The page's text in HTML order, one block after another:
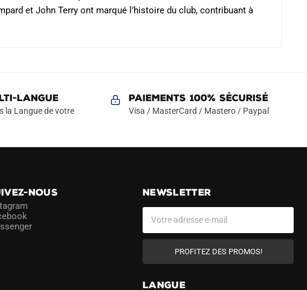
et John Terry ont marqué l’histoire du club, contribuant à
LANGUE
la Langue de votre
Paiements 100% Sécurisé
Visa / MasterCard / Mastero / Paypal
NOUS
NEWSLETTER
PROFITEZ DES PROMOS!
LANGUE